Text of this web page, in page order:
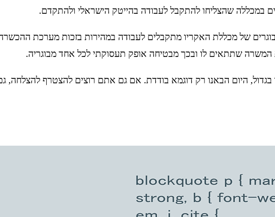
של מכללת האקריו מתקבלים לעבודה במהירות בזכות מערכת
שתתאים לו ובכך מבטיחה אופק תעסוקתי לכל אחד מבוגריה.
היום הבאנו רק דוגמא בודדת. אם גם אתם רוצים להצטרף